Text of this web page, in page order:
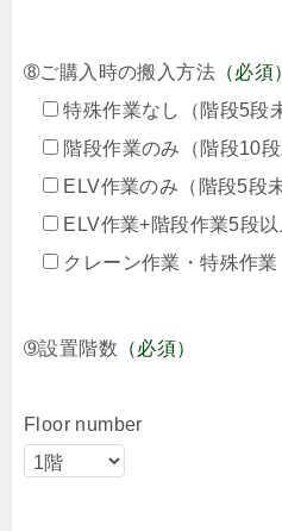
➇ご購入時の搬入方法 （必須
特殊作業なし（階段5段
階段作業のみ（階段10段
ELV作業のみ（階段5段
ELV作業+階段作業5段以
クレーン作業・特殊作業
➈設置階数 （必須）
Floor number